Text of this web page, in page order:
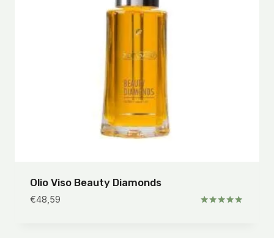
Olio Viso Beauty Diamonds
€48,59